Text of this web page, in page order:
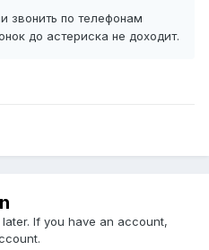
звонить по телефонам
до астериска не доходит.
If you have an account,